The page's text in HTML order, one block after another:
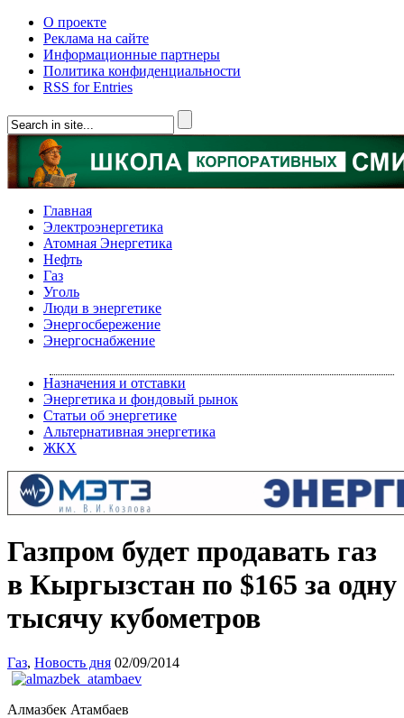
О проекте
Реклама на сайте
Информационные партнеры
Политика конфиденциальности
RSS for Entries
Главная
Электроэнергетика
Атомная Энергетика
Нефть
Газ
Уголь
Люди в энергетике
Энергосбережение
Энергоснабжение
Назначения и отставки
Энергетика и фондовый рынок
Статьи об энергетике
Альтернативная энергетика
ЖКХ
Газпром будет продавать газ
в Кыргызстан по $165 за одну
тысячу кубометров
Газ, Новость дня 02/09/2014
Алмазбек Атамбаев